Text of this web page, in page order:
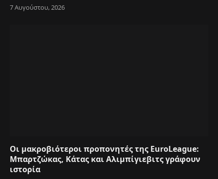
7 Αυγούστου, 2026
Οι μακροβιότεροι προπονητές της EuroLeague:
Μπαρτζώκας, Κάτας και Αλιμπίγιεβιτς γράφουν
ιστορία